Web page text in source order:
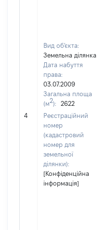
4
Вид об'єкта:
Земельна ділянка
Дата набуття
права:
03.07.2009
Загальна площа
(м2):
2622
Реєстраційний
номер
(кадастровий
номер для
земельної
ділянки):
[Конфіденційна
інформація]